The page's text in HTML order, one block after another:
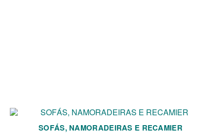
SOFÁS, NAMORADEIRAS E RECAMIER